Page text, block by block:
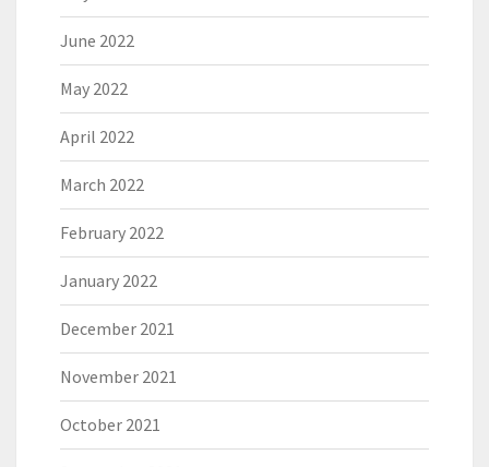
June 2022
May 2022
April 2022
March 2022
February 2022
January 2022
December 2021
November 2021
October 2021